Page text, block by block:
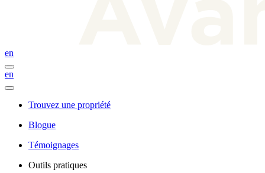
en
en
Trouvez une propriété
Blogue
Témoignages
Outils pratiques